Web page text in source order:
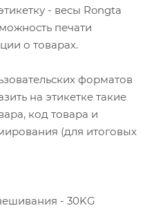
- весы Rongta
печати
о товарах.
форматов
на этикетке такие
код товара и
(для итоговых
- 30KG